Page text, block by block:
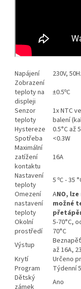
Napájení
230V,
Zobrazení
teploty na
displeji
±0.5ºC
Senzor
teploty
1x NTC
balení
Hystereze
0.5°C až
Spotřeba
<0.3W
Maximální
zatížení
kontaktu
16A
Nastavení
teploty
5 ºC - 35
Omezení
nastavení
teploty
ANO,
možné
Okolní
prostředí
5-70°C,
70°C
Výstup
až 16A,
Krytí
Určeno
Program
Týdenní
Dětský
Ano